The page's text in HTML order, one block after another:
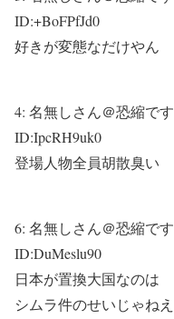
ID:+BoFPfJd0
好きが変態なだけやん
4: 名無しさん＠恐縮です
ID:IpcRH9uk0
登場人物全員胡散臭い
6: 名無しさん＠恐縮です
ID:DuMeslu90
日本が置換大国なのは
シムラ件のせいじゃねえ